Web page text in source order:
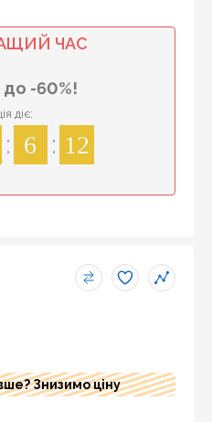
ЧАС
-60%!
діє:
6 12
Знизимо ціну